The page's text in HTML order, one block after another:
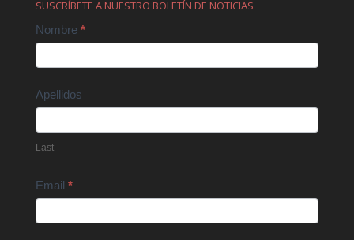
SUSCRÍBETE A NUESTRO BOLETÍN DE NOTICIAS
Contact
Nombre *
Apellidos
Last
Email *